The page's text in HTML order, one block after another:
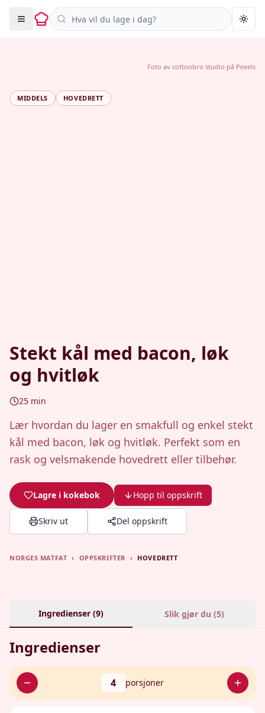
Søk i oppskrifter
MIDDELS HOVEDRETT
Stekt kål med bacon, løk
og hvitløk
25 min
Lær hvordan du lager en smakfull og enkel stekt
kål med bacon, løk og hvitløk. Perfekt som en
rask og velsmakende hovedrett eller tilbehør.
Lagre i kokebok Hopp til oppskrift
Skriv ut Del oppskrift
Foto av cottonbro studio på Pexels
NORGES MATFAT › OPPSKRIFTER › HOVEDRETT
Ingredienser (9) Slik gjør du (5)
Ingredienser
4 porsjoner